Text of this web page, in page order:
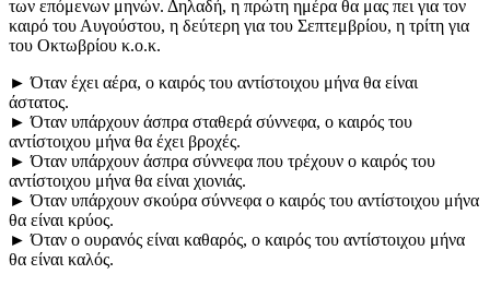
των επόμενων μηνών. Δηλαδή, η πρώτη ημέρα θα μας πει για τον
καιρό του Αυγούστου, η δεύτερη για του Σεπτεμβρίου, η τρίτη για
του Οκτωβρίου κ.ο.κ.
► Όταν έχει αέρα, ο καιρός του αντίστοιχου μήνα θα είναι
άστατος.
► Όταν υπάρχουν άσπρα σταθερά σύννεφα, ο καιρός του
αντίστοιχου μήνα θα έχει βροχές.
► Όταν υπάρχουν άσπρα σύννεφα που τρέχουν ο καιρός του
αντίστοιχου μήνα θα είναι χιονιάς.
► Όταν υπάρχουν σκούρα σύννεφα ο καιρός του αντίστοιχου μήνα
θα είναι κρύος.
► Όταν ο ουρανός είναι καθαρός, ο καιρός του αντίστοιχου μήνα
θα είναι καλός.